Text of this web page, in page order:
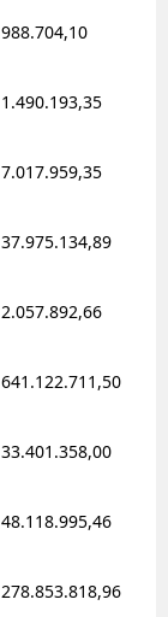
988.704,10
1.490.193,35
7.017.959,35
37.975.134,89
2.057.892,66
641.122.711,50
33.401.358,00
48.118.995,46
278.853.818,96